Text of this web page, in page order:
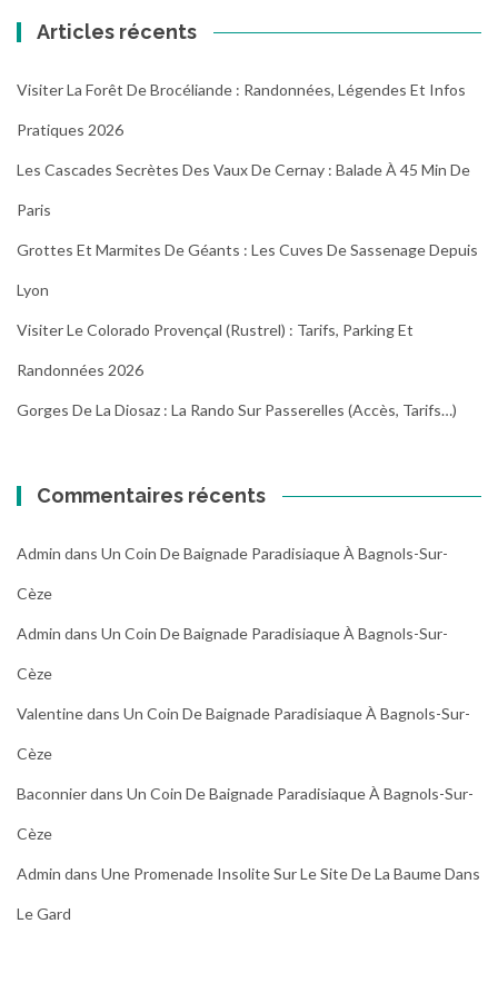
Articles récents
Visiter La Forêt De Brocéliande : Randonnées, Légendes Et Infos
Pratiques 2026
Les Cascades Secrètes Des Vaux De Cernay : Balade À 45 Min De
Paris
Grottes Et Marmites De Géants : Les Cuves De Sassenage Depuis
Lyon
Visiter Le Colorado Provençal (Rustrel) : Tarifs, Parking Et
Randonnées 2026
Gorges De La Diosaz : La Rando Sur Passerelles (Accès, Tarifs…)
Commentaires récents
Admin dans Un Coin De Baignade Paradisiaque À Bagnols-Sur-
Cèze
Admin dans Un Coin De Baignade Paradisiaque À Bagnols-Sur-
Cèze
Valentinedans Un Coin De Baignade Paradisiaque À Bagnols-Sur-
Cèze
Baconnierdans Un Coin De Baignade Paradisiaque À Bagnols-Sur-
Cèze
Admin dans Une Promenade Insolite Sur Le Site De La Baume Dans
Le Gard